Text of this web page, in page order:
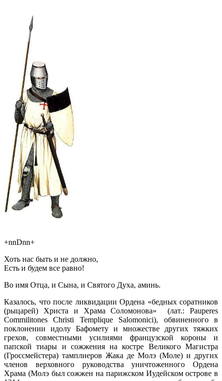
+nnDnn+
Хоть нас быть и не должно,
Есть и будем все равно!
Во имя Отца, и Сына, и Святого Духа, аминь.
Казалось, что после ликвидации Ордена «бедных соратников
(рыцарей) Христа и Храма Соломонова» (лат.: Pauperes
Commilitones Christi Templique Salomonici), обвиненного в
поклонении идолу Бафомету и множестве других тяжких
грехов, совместными усилиями французской короны и
папской тиары и сожжения на костре Великого Магистра
(Гроссмейстера) тамплиеров Жака де Молэ (Моле) и других
членов верховного руководства уничтоженного Ордена
Храма (Молэ был сожжен на парижском Иудейском острове в